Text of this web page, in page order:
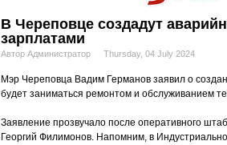
В Череповце создадут
зарплатами
Автор Администратор Thursday, 04 July 2024
Мэр Череповца Вадим Германов заявил о
будет заниматься ремонтом и обслуживанием
Заявление прозвучало после оперативного
Георгий Филимонов. Напомним, в